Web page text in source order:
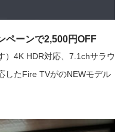
ペーンで2,500円OFF
）4K HDR対応、7.1chサラウ
したFire TVがのNEWモデル